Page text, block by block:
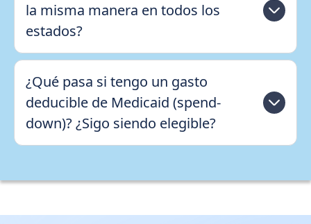
la misma manera en todos los
estados?
¿Qué pasa si tengo un gasto
deducible de Medicaid (spend-
down)? ¿Sigo siendo elegible?